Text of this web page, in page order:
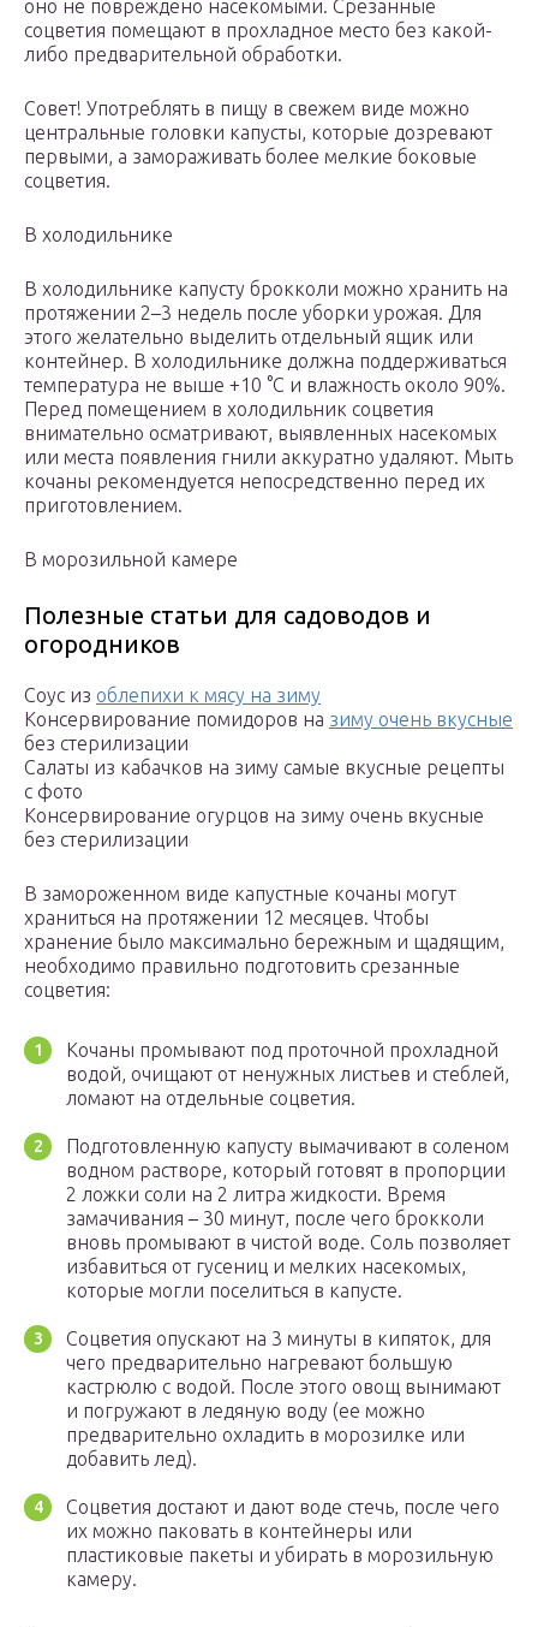
оно не повреждено насекомыми. Срезанные
соцветия помещают в прохладное место без какой-
либо предварительной обработки.
Совет! Употреблять в пищу в свежем виде можно
центральные головки капусты, которые дозревают
первыми, а замораживать более мелкие боковые
соцветия.
В холодильнике
В холодильнике капусту брокколи можно хранить на
протяжении 2–3 недель после уборки урожая. Для
этого желательно выделить отдельный ящик или
контейнер. В холодильнике должна поддерживаться
температура не выше +10 °С и влажность около 90%.
Перед помещением в холодильник соцветия
внимательно осматривают, выявленных насекомых
или места появления гнили аккуратно удаляют. Мыть
кочаны рекомендуется непосредственно перед их
приготовлением.
В морозильной камере
Полезные статьи для садоводов и
огородников
Соус из облепихи к мясу на зиму
Консервирование помидоров на зиму очень вкусные
без стерилизации
Салаты из кабачков на зиму самые вкусные рецепты
с фото
Консервирование огурцов на зиму очень вкусные
без стерилизации
В замороженном виде капустные кочаны могут
храниться на протяжении 12 месяцев. Чтобы
хранение было максимально бережным и щадящим,
необходимо правильно подготовить срезанные
соцветия:
Кочаны промывают под проточной прохладной
водой, очищают от ненужных листьев и стеблей,
ломают на отдельные соцветия.
Подготовленную капусту вымачивают в соленом
водном растворе, который готовят в пропорции
2 ложки соли на 2 литра жидкости. Время
замачивания – 30 минут, после чего брокколи
вновь промывают в чистой воде. Соль позволяет
избавиться от гусениц и мелких насекомых,
которые могли поселиться в капусте.
Соцветия опускают на 3 минуты в кипяток, для
чего предварительно нагревают большую
кастрюлю с водой. После этого овощ вынимают
и погружают в ледяную воду (ее можно
предварительно охладить в морозилке или
добавить лед).
Соцветия достают и дают воде стечь, после чего
их можно паковать в контейнеры или
пластиковые пакеты и убирать в морозильную
камеру.